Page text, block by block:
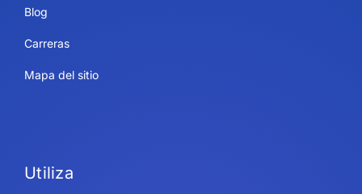
Blog
Carreras
Mapa del sitio
Utiliza